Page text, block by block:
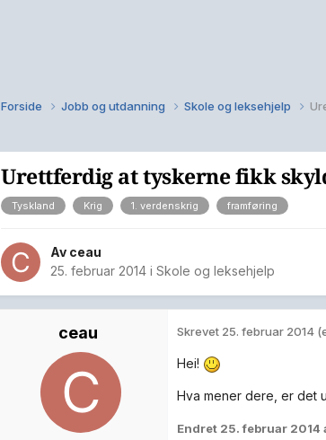
Forside Jobb og utdanning Skole og leksehjelp
Urettferdig at tyskerne fikk
Tyskland Krig 1. verdenskrig framføring
Av ceau
25. februar 2014 i Skole og leksehjelp
ceau Skrevet 25. februar 2014
Hei!
Hva mener dere, er det
Endret 25. februar 2014